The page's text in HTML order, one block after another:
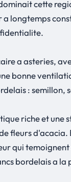
cette
longtemps
a asteries,
bonne
: semillon,
riche et une
fleurs
qui
bordelais a